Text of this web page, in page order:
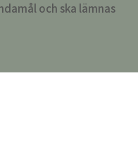
och ska lämnas